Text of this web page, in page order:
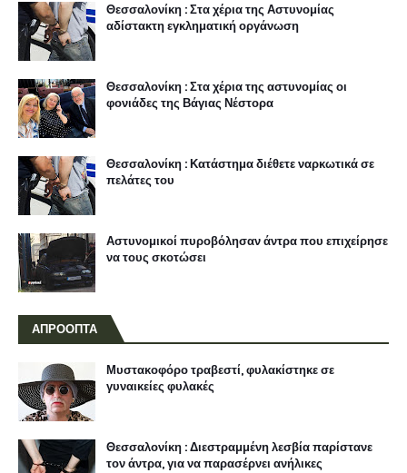
Θεσσαλονίκη : Στα χέρια της Αστυνομίας
αδίστακτη εγκληματική οργάνωση
Θεσσαλονίκη : Στα χέρια της αστυνομίας οι
φονιάδες της Βάγιας Νέστορα
Θεσσαλονίκη : Κατάστημα διέθετε ναρκωτικά σε
πελάτες του
Αστυνομικοί πυροβόλησαν άντρα που επιχείρησε
να τους σκοτώσει
ΑΠΡΟΟΠΤΑ
Μυστακοφόρο τραβεστί, φυλακίστηκε σε
γυναικείες φυλακές
Θεσσαλονίκη : Διεστραμμένη λεσβία παρίστανε
τον άντρα, για να παρασέρνει ανήλικες